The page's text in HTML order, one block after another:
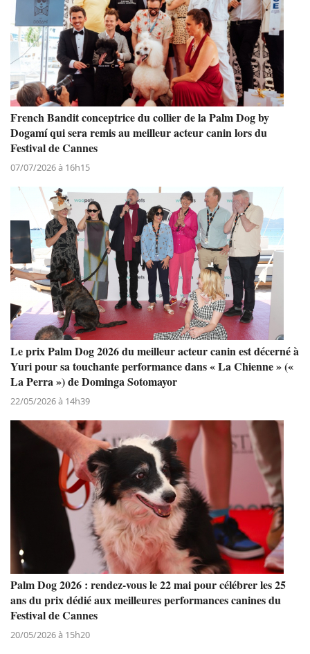
French Bandit conceptrice du collier de la Palm Dog by
Dogamí qui sera remis au meilleur acteur canin lors du
Festival de Cannes
07/07/2026 à 16h15
Le prix Palm Dog 2026 du meilleur acteur canin est décerné à
Yuri pour sa touchante performance dans « La Chienne » («
La Perra ») de Dominga Sotomayor
22/05/2026 à 14h39
Palm Dog 2026 : rendez-vous le 22 mai pour célébrer les 25
ans du prix dédié aux meilleures performances canines du
Festival de Cannes
20/05/2026 à 15h20